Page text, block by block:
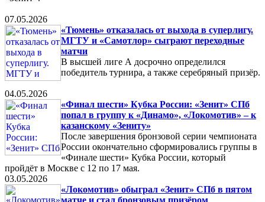
07.05.2026
«Тюмень» отказалась от выхода в суперлигу.
МГТУ и «Самотлор» сыграют переходные
матчи
В высшей лиге А досрочно определился
победитель турнира, а также серебряный призёр.
04.05.2026
«Финал шести» Кубка России: «Зенит» СПб
попал в группу к «Динамо», «Локомотив» – к
казанскому «Зениту»
После завершения бронзовой серии чемпионата
России окончательно сформировались группы в
«Финале шести» Кубка России, который
пройдёт в Москве с 12 по 17 мая.
03.05.2026
«Локомотив» обыграл «Зенит» СПб в пятом
матче и стал бронзовым призёром